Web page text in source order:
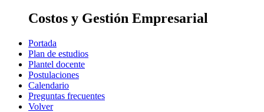
Costos y Gestión Empresarial
Portada
Plan de estudios
Plantel docente
Postulaciones
Calendario
Preguntas frecuentes
Volver